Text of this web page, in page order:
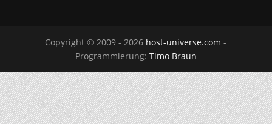
Copyright © 2009 - 2026 host-universe.com -
Programmierung: Timo Braun